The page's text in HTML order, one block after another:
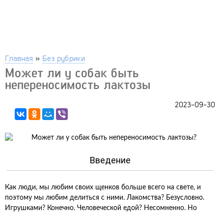
Главная » Без рубрики
Может ли у собак быть
непереносимость лактозы
2023-09-30
Введение
Как люди, мы любим своих щенков больше всего на свете, и
поэтому мы любим делиться с ними. Лакомства? Безусловно.
Игрушками? Конечно. Человеческой едой? Несомненно. Но